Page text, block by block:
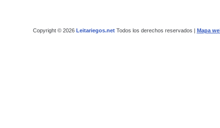
Copyright © 2026 Leitariegos.netTodos los derechos reservados | Mapa